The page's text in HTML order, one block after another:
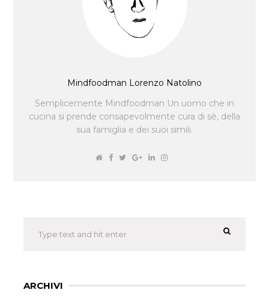
Mindfoodman Lorenzo Natolino
Semplicemente Mindfoodman Un uomo che in
cucina si prende consapevolmente cura di sè, della
sua famiglia e dei suoi simili.
ARCHIVI